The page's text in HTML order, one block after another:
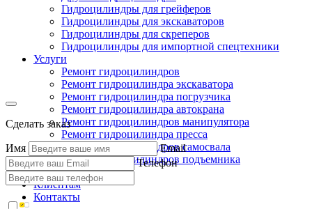
Гидроцилиндры для грейферов
Гидроцилиндры для экскаваторов
Гидроцилиндры для скреперов
Гидроцилиндры для импортной спецтехники
Услуги
Ремонт гидроцилиндров
Ремонт гидроцилиндра экскаватора
Ремонт гидроцилиндра погрузчика
Ремонт гидроцилиндра автокрана
Ремонт гидроцилиндров манипулятора
Ремонт гидроцилиндра пресса
Ремонт гидроцилиндров самосвала
Ремонт гидроцилиндров подъемника
Производство
Клиентам
Контакты
Сделать заказ
Имя
Email
Телефон